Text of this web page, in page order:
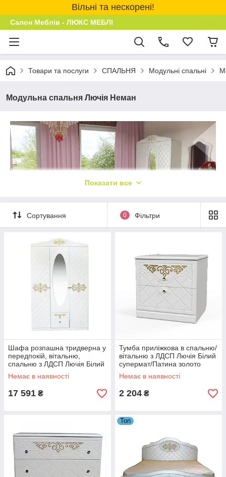
Вільні та нескорені!
Салон Меблів - ЛЮКС МЕБЛІ
Товари та послуги СПАЛЬНЯ Модульні спальні
Модульна спальня Лючія Неман
Показати все
Сортування 0 Фільтри
Шафа розпашна тридверна у
передпокій, вітальню,
спальню з ЛДСП Лючія Білий
супермат/Патина золото
Неман
Немає в наявності
17 591 ₴
Тумба приліжкова в спальню/
вітальню з ЛДСП Лючія Білий
супермат/Патина золото
Неман
Немає в наявності
2 204 ₴
Топ